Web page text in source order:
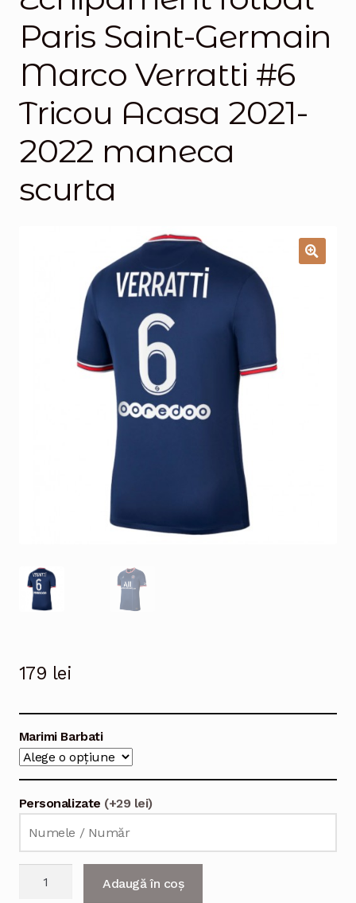
Magazinul
Paris Saint-Germain
Marco Verratti #6
Tricou Acasa 2021-
2022 maneca
scurta
179 lei
Marimi Barbati
Personalizate (+29 lei)
Adaugă în coș